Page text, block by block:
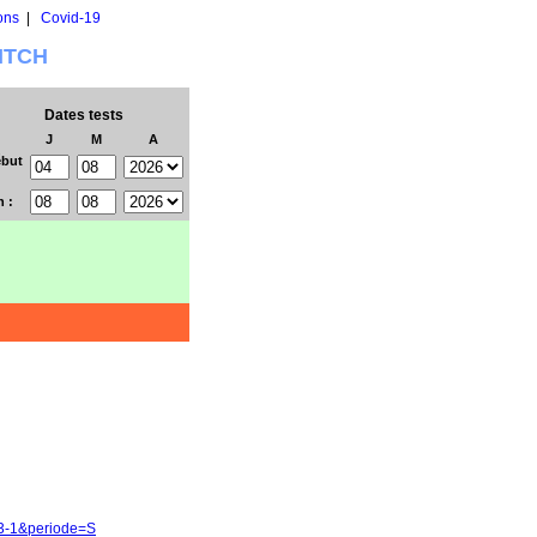
| Covid-19
Dates tests
J M
A
:
1&periode=S